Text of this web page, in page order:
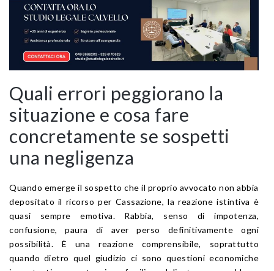
Quali errori peggiorano la
situazione e cosa fare
concretamente se sospetti
una negligenza
Quando emerge il sospetto che il proprio avvocato non abbia
depositato il ricorso per Cassazione, la reazione istintiva è
quasi sempre emotiva. Rabbia, senso di impotenza,
confusione, paura di aver perso definitivamente ogni
possibilità. È una reazione comprensibile, soprattutto
quando dietro quel giudizio ci sono questioni economiche